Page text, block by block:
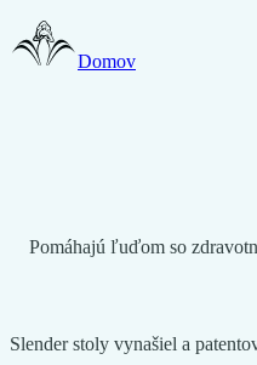
Domov
Pomáhajú ľuďom so
Slender stoly vynašiel a